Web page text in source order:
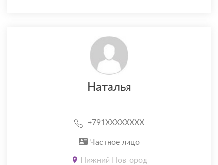
Наталья
+791XXXXXXXX
Частное лицо
Нижний Новгород